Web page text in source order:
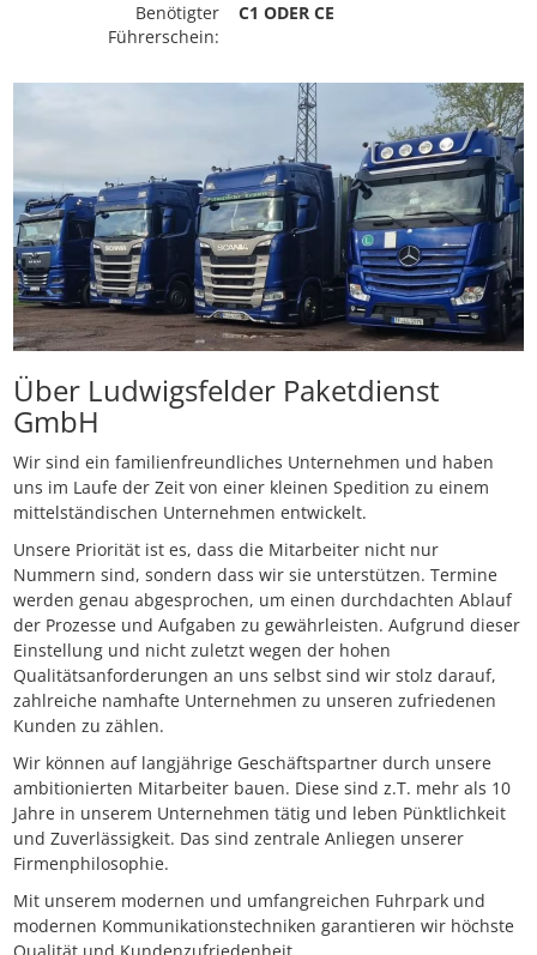
Benötigter
Führerschein:
C1 ODER CE
Über Ludwigsfelder Paketdienst
GmbH
Wir sind ein familienfreundliches Unternehmen und haben
uns im Laufe der Zeit von einer kleinen Spedition zu einem
mittelständischen Unternehmen entwickelt.
Unsere Priorität ist es, dass die Mitarbeiter nicht nur
Nummern sind, sondern dass wir sie unterstützen. Termine
werden genau abgesprochen, um einen durchdachten Ablauf
der Prozesse und Aufgaben zu gewährleisten. Aufgrund dieser
Einstellung und nicht zuletzt wegen der hohen
Qualitätsanforderungen an uns selbst sind wir stolz darauf,
zahlreiche namhafte Unternehmen zu unseren zufriedenen
Kunden zu zählen.
Wir können auf langjährige Geschäftspartner durch unsere
ambitionierten Mitarbeiter bauen. Diese sind z.T. mehr als 10
Jahre in unserem Unternehmen tätig und leben Pünktlichkeit
und Zuverlässigkeit. Das sind zentrale Anliegen unserer
Firmenphilosophie.
Mit unserem modernen und umfangreichen Fuhrpark und
modernen Kommunikationstechniken garantieren wir höchste